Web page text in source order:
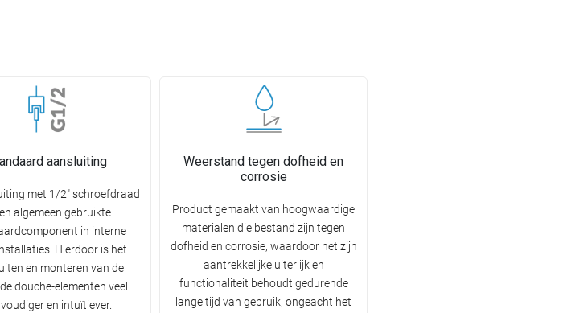
aansluiting
met 1/2" schroefdraad
algemeen gebruikte
in interne
Hierdoor is het
en monteren van de
douche-elementen veel
en intuïtiever.
Weerstand tegen dofheid en
corrosie
Product gemaakt van hoogwaardige
materialen die bestand zijn tegen
dofheid en corrosie, waardoor het zijn
aantrekkelijke uiterlijk en
functionaliteit behoudt gedurende
lange tijd van gebruik, ongeacht het